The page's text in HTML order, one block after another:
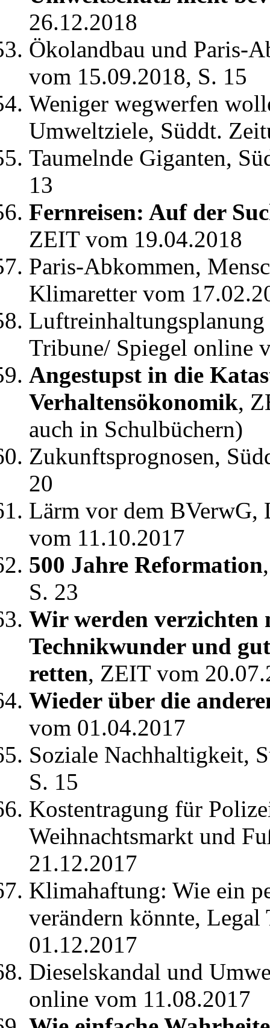
26.12.2018
Ökolandbau und Paris-
vom 15.09.2018, S. 15
Weniger wegwerfen
Umweltziele, Süddt.
Taumelnde Giganten,
13
Fernreisen: Auf der
ZEIT vom 19.04.2018
Paris-Abkommen,
Klimaretter vom
Tribune/ Spiegel online
Angestupst in die
Verhaltensökonomik,
auch in Schulbüchern)
Zukunftsprognosen,
20
Lärm vor dem BVerwG,
vom 11.10.2017
500 Jahre Reformation
S. 23
Wir werden verzichten
Technikwunder und
retten, ZEIT vom
Wieder über die
vom 01.04.2017
Soziale Nachhaltigkeit,
S. 15
Kostentragung für
Weihnachtsmarkt und
21.12.2017
Klimahaftung: Wie ein
verändern könnte,
01.12.2017
Dieselskandal und
online vom 11.08.2017